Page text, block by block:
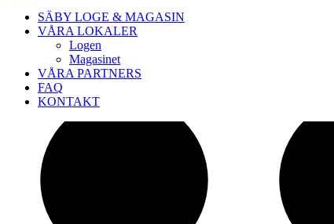
SÄBY LOGE & MAGASIN
VÅRA LOKALER
Logen
Magasinet
VÅRA PARTNERS
FAQ
KONTAKT